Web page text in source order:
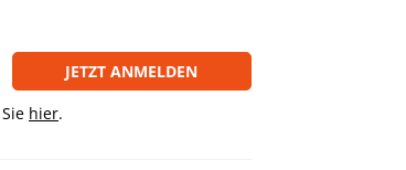
JETZT ANMELDEN
hier.